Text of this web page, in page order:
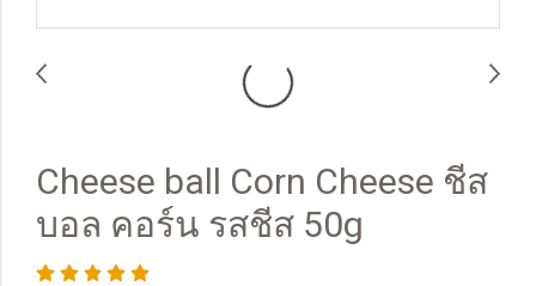
Cheese ball Corn Cheese ชีส
บอล คอร์น รสชีส 50g